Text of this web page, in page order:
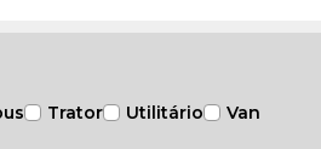
Trator Utilitário Van